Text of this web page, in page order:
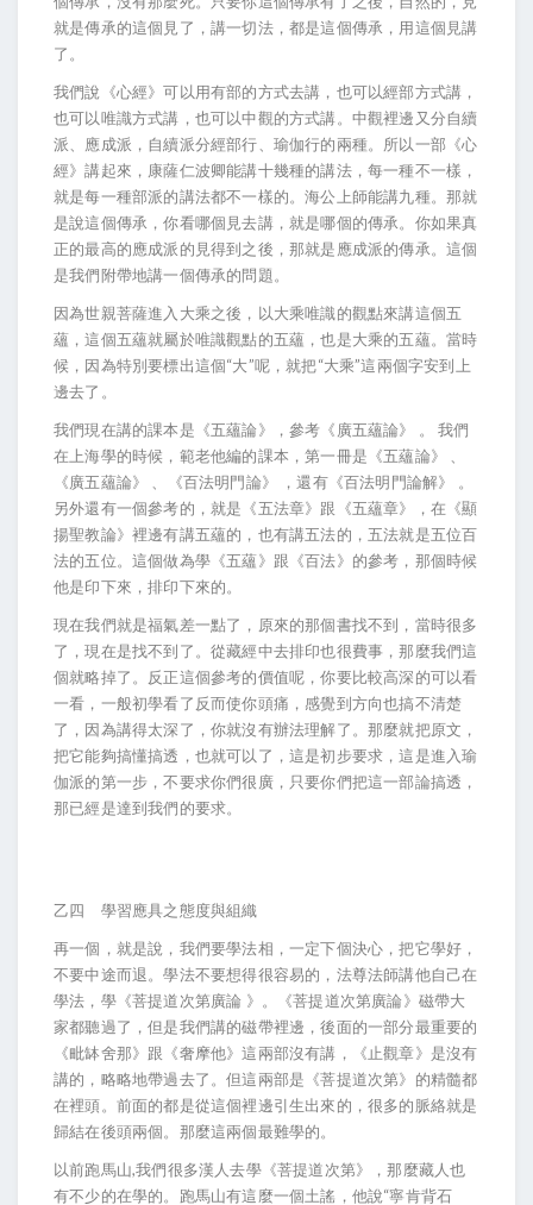
就是傳承的這個見了，講一切法，都是這個傳承，用這個見講
了。
我們說《心經》可以用有部的方式去講，也可以經部方式講，
也可以唯識方式講，也可以中觀的方式講。中觀裡邊又分自續
派、應成派，自續派分經部行、瑜伽行的兩種。所以一部《心
經》講起來，康薩仁波卿能講十幾種的講法，每一種不一樣，
就是每一種部派的講法都不一樣的。海公上師能講九種。那就
是說這個傳承，你看哪個見去講，就是哪個的傳承。你如果真
正的最高的應成派的見得到之後，那就是應成派的傳承。這個
是我們附帶地講一個傳承的問題。
因為世親菩薩進入大乘之後，以大乘唯識的觀點來講這個五
蘊，這個五蘊就屬於唯識觀點的五蘊，也是大乘的五蘊。當時
候，因為特別要標出這個“大”呢，就把“大乘”這兩個字安到上
邊去了。
我們現在講的課本是《五蘊論》，參考《廣五蘊論》 。 我們
在上海學的時候，範老他編的課本，第一冊是《五蘊論》 、
《廣五蘊論》 、《百法明門論》 ，還有《百法明門論解》 。
另外還有一個參考的，就是《五法章》跟《五蘊章》，在《顯
揚聖教論》裡邊有講五蘊的，也有講五法的，五法就是五位百
法的五位。這個做為學《五蘊》跟《百法》的參考，那個時候
他是印下來，排印下來的。
現在我們就是福氣差一點了，原來的那個書找不到，當時很多
了，現在是找不到了。從藏經中去排印也很費事，那麼我們這
個就略掉了。反正這個參考的價值呢，你要比較高深的可以看
一看，一般初學看了反而使你頭痛，感覺到方向也搞不清楚
了，因為講得太深了，你就沒有辦法理解了。那麼就把原文，
把它能夠搞懂搞透，也就可以了，這是初步要求，這是進入瑜
伽派的第一步，不要求你們很廣，只要你們把這一部論搞透，
那已經是達到我們的要求。
乙四 學習應具之態度與組織
再一個，就是說，我們要學法相，一定下個決心，把它學好，
不要中途而退。學法不要想得很容易的，法尊法師講他自己在
學法，學《菩提道次第廣論 》。《菩提道次第廣論》磁帶大
家都聽過了，但是我們講的磁帶裡邊，後面的一部分最重要的
《毗缽舍那》跟《奢摩他》這兩部沒有講，《止觀章》是沒有
講的，略略地帶過去了。但這兩部是《菩提道次第》的精髓都
在裡頭。前面的都是從這個裡邊引生出來的，很多的脈絡就是
歸結在後頭兩個。那麼這兩個最難學的。
以前跑馬山,我們很多漢人去學《菩提道次第》，那麼藏人也
有不少的在學的。跑馬山有這麼一個土謠，他說“寧肯背石